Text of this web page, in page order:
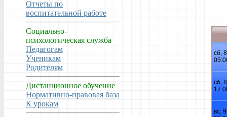
Отчеты по
воспитательной работе
Социально-
психологическая служба
Педагогам
Ученикам
Родителям
Дистанционное обучение
Нормативно-правовая база
К урокам